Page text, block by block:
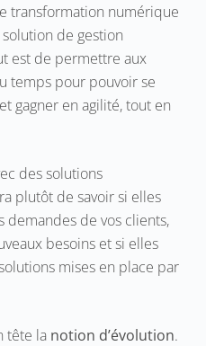
transformation numérique
de gestion
est de permettre aux
temps pour pouvoir se
gagner en agilité, tout en
des solutions
plutôt de savoir si elles
demandes de vos clients,
besoins et si elles
mises en place par
tête la notion d’évolution.